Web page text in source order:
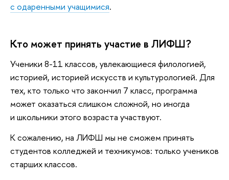
с одаренными учащимися.
Кто может принять участие в ЛИФШ?
Ученики 8-11 классов, увлекающиеся филологией,
историей, историей искусств и культурологией. Для
тех, кто только что закончил 7 класс, программа
может оказаться слишком сложной, но иногда
и школьники этого возраста участвуют.
К сожалению, на ЛИФШ мы не сможем принять
студентов колледжей и техникумов: только учеников
старших классов.